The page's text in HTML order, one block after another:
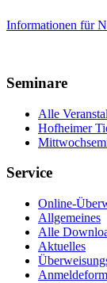
Informationen für
Seminare
Alle
Hofheimer
Service
Online-
Allgemeines
Alle
Aktuelles